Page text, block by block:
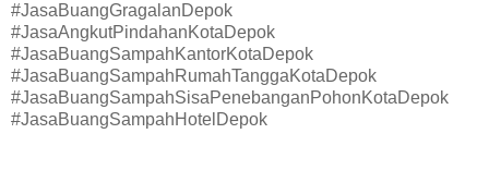
#JasaBuangGragalanDepok
#JasaAngkutPindahanKotaDepok
#JasaBuangSampahKantorKotaDepok
#JasaBuangSampahRumahTanggaKotaDepok
#JasaBuangSampahSisaPenebanganPohonKotaDepok
#JasaBuangSampahHotelDepok